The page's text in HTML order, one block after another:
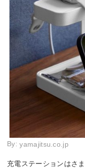
By:yamajitsu.co.jp
充電ステーションはさ